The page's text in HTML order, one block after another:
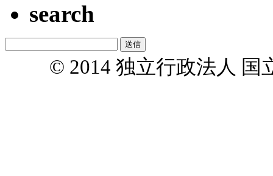
search
© 2014 独立行政法人 国